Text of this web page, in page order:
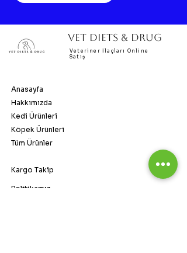
VET DIETS & DRUG
Veteriner İlaçları Online
Satış
Kargo Takip
Politikamız
Anasayfa
Hakkımızda
Kedi Ürünleri
Köpek Ürünleri
Tüm Ürünler